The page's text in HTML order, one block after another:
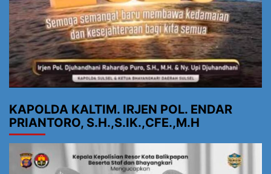
KAPOLDA KALTIM. IRJEN POL. ENDAR
PRIANTORO, S.H.,S.IK.,CFE.,M.H